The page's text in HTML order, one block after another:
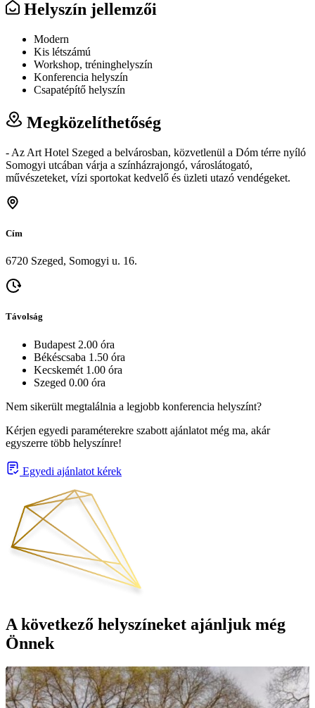
Helyszín jellemzői
Modern
Kis létszámú
Workshop, tréninghelyszín
Konferencia helyszín
Csapatépítő helyszín
Megközelíthetőség
- Az Art Hotel Szeged a belvárosban, közvetlenül a Dóm térre nyíló
Somogyi utcában várja a színházrajongó, városlátogató,
művészeteket, vízi sportokat kedvelő és üzleti utazó vendégeket.
Cím
6720 Szeged, Somogyi u. 16.
Távolság
Budapest 2.00 óra
Békéscsaba 1.50 óra
Kecskemét 1.00 óra
Szeged 0.00 óra
Nem sikerült megtalálnia a legjobb konferencia helyszínt?
Kérjen egyedi paraméterekre szabott ajánlatot még ma, akár
egyszerre több helyszínre!
Egyedi ajánlatot kérek
A következő helyszíneket ajánljuk még
Önnek